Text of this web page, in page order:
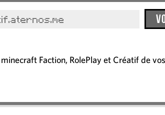
Faction, RolePlay et Créatif de